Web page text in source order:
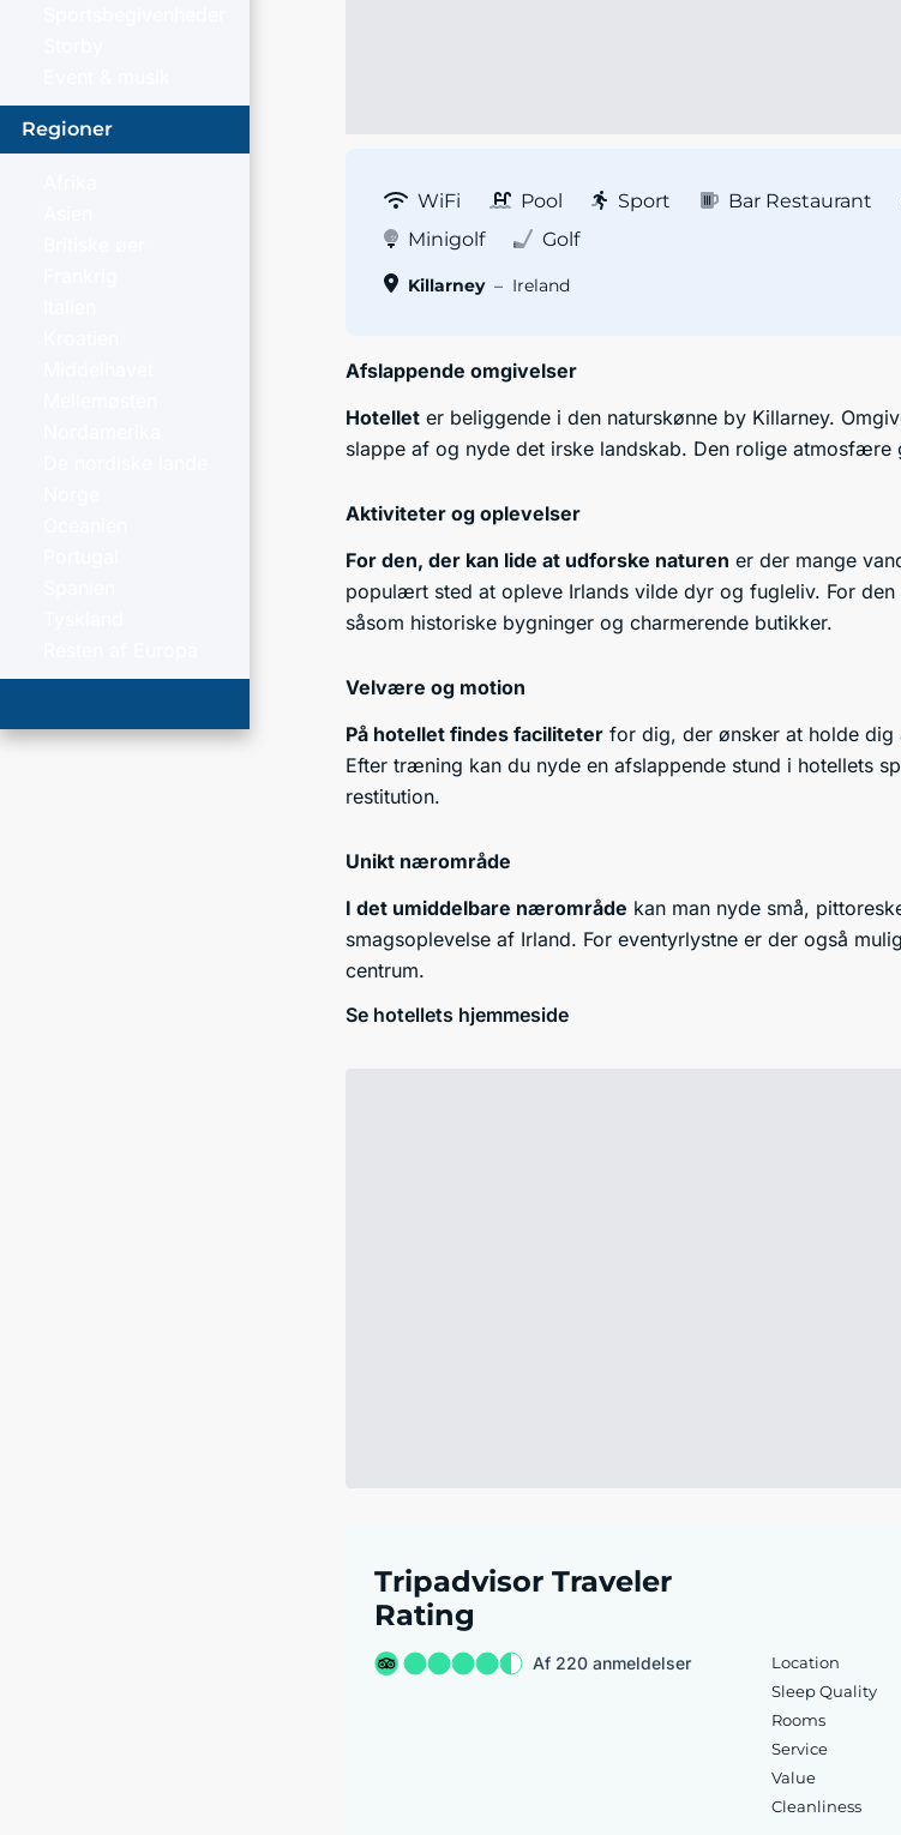
Regioner
WiFi Pool Sport Bar Restaurant
Minigolf
Golf
Killarney – Ireland
Afslappende omgivelser
Hotellet er beliggende i den naturskønne by Killarney.
slappe af og nyde det irske landskab. Den rolige
Aktiviteter og oplevelser
For den, der kan lide at udforske naturen er der mange
populært sted at opleve Irlands vilde dyr og fugleliv. For
såsom historiske bygninger og charmerende butikker.
Velvære og motion
På hotellet findes faciliteter for dig, der ønsker at holde dig
Efter træning kan du nyde en afslappende stund i hotellets
restitution.
Unikt nærområde
I det umiddelbare nærområde kan man nyde små,
smagsoplevelse af Irland. For eventyrlystne er der også
centrum.
Se hotellets hjemmeside
Tripadvisor Traveler
Rating
Af 220 anmeldelser
Location
Sleep Quality
Rooms
Service
Value
Cleanliness